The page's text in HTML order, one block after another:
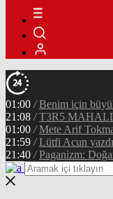
01:00 / Benim için
21:08 / T3R5
01:00 / Mete Arif
21:59 / Lütfi Acun
21:40 / Paganizm: